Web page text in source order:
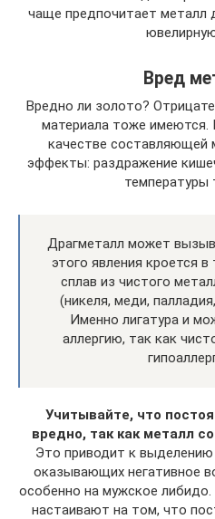
чаще предпочитает металл
Вред
Вредно ли золото?
материала тоже
качестве составляющей
эффекты: раздражение
температуры
Драгметалл может
этого явления кроется
сплав из чистого
(никеля, меди,
Именно лигатура и
аллергию, так как
Учитывайте, что
вредно, так как металл
Это приводит к
оказывающих негативное
особенно на мужское
настаивают на том, что